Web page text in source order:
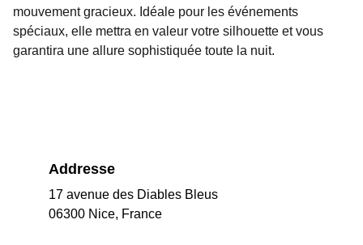
mouvement gracieux. Idéale pour les événements
spéciaux, elle mettra en valeur votre silhouette et vous
garantira une allure sophistiquée toute la nuit.
Addresse
17 avenue des Diables Bleus
06300 Nice, France